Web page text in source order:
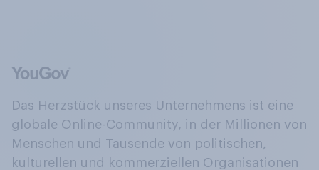
Das Herzstück unseres Unternehmens ist eine
globale Online-Community, in der Millionen von
Menschen und Tausende von politischen,
kulturellen und kommerziellen Organisationen